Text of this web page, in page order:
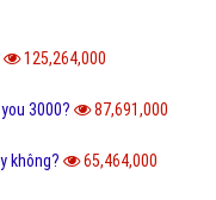
125,264,000
3000? 87,691,000
không? 65,464,000